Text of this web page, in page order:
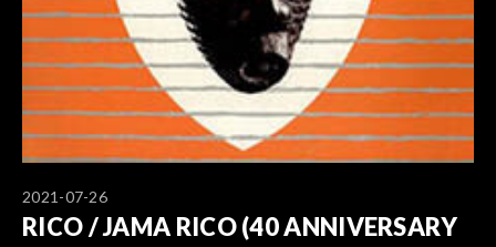
2021-07-26
RICO / JAMA RICO (40 ANNIVERSARY